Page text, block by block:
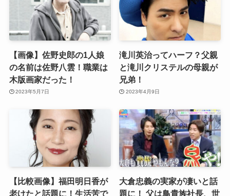
【画像】佐野史郎の1人娘
の名前は佐野八雲！職業は
木版画家だった！
2023年5月7日
滝川英治ってハーフ？父親
と滝川クリステルの母親が
兄弟！
2023年4月9日
【比較画像】福田明日香が
老けたと話題に！生活苦で
大倉忠義の実家が凄いと話
題に！ 父は鳥貴族社長、世